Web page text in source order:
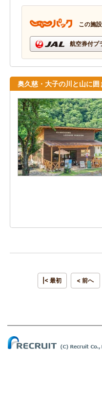
この施
航空券付プ
奥久慈・大子の川と山に
|< 最初 < 前へ